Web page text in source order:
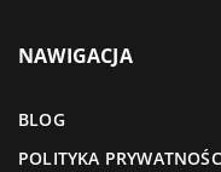
NAWIGACJA
BLOG
POLITYKA